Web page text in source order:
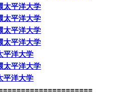
太平洋大学
太平洋大学
太平洋大学
太平洋大学
平洋大学
太平洋大学
平洋大学